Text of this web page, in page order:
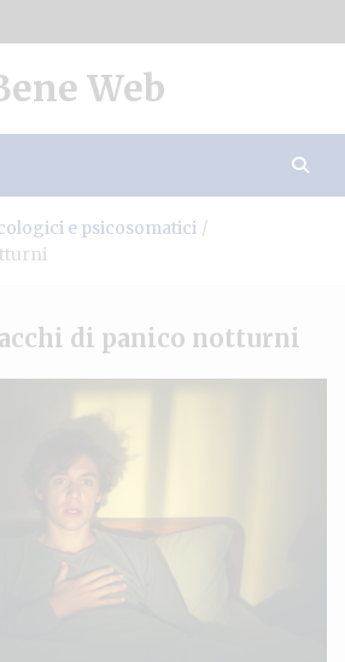
Web
e psicosomatici
di panico notturni